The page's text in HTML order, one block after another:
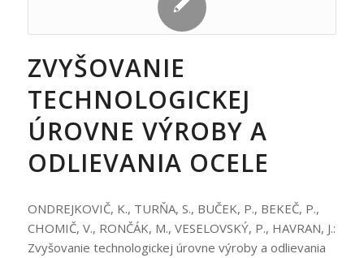
ZVYŠOVANIE
TECHNOLOGICKEJ
ÚROVNE VÝROBY A
ODLIEVANIA OCELE
ONDREJKOVIČ, K., TURŇA, S., BUČEK, P., BEKEČ, P.,
CHOMIČ, V., RONČÁK, M., VESELOVSKÝ, P., HAVRAN, J.:
Zvyšovanie technologickej úrovne výroby a odlievania